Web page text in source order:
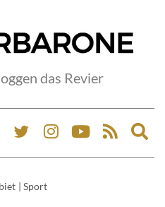
das Revier
| Sport